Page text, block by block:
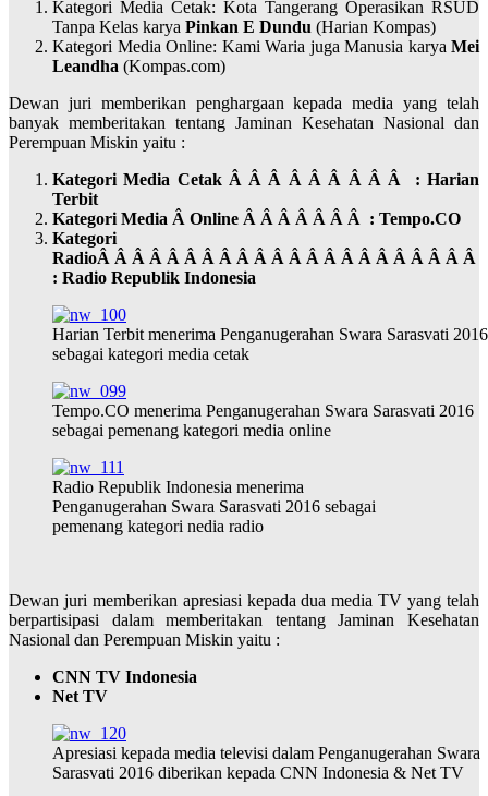
Kategori Media Cetak: Kota Tangerang Operasikan RSUD
Tanpa Kelas karya Pinkan E Dundu (Harian Kompas)
Kategori Media Online: Kami Waria juga Manusia karya Mei
Leandha (Kompas.com)
Dewan juri memberikan penghargaan kepada media yang telah
banyak memberitakan tentang Jaminan Kesehatan Nasional dan
Perempuan Miskin yaitu :
KategoriMedia Cetak Â Â Â Â Â Â Â Â Â : Harian
Terbit
Kategori Media Â Online Â Â Â Â Â Â Â : Tempo.CO
Kategori
RadioÂ Â Â Â Â Â Â Â Â Â Â Â Â Â Â Â Â Â Â Â Â Â
: Radio Republik Indonesia
Harian Terbit menerima Penganugerahan Swara Sarasvati 2016
sebagai kategori media cetak
Tempo.CO menerima Penganugerahan Swara Sarasvati 2016
sebagai pemenang kategori media online
Radio Republik Indonesia menerima
Penganugerahan Swara Sarasvati 2016 sebagai
pemenang kategori nedia radio
Dewan juri memberikan apresiasi kepada dua media TV yang telah
berpartisipasi dalam memberitakan tentang Jaminan Kesehatan
Nasional dan Perempuan Miskin yaitu :
CNN TV Indonesia
Net TV
Apresiasi kepada media televisi dalam Penganugerahan Swara
Sarasvati 2016 diberikan kepada CNN Indonesia & Net TV